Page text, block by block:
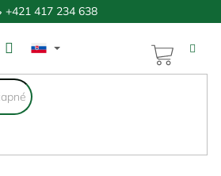
+421 417 234 638
KOŠÍK